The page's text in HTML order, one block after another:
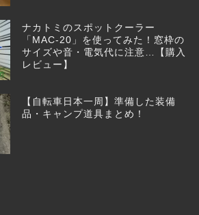
ナカトミのスポットクーラー
「MAC-20」を使ってみた！窓枠の
サイズや音・電気代に注意…【購入
レビュー】
【自転車日本一周】準備した装備
品・キャンプ道具まとめ！